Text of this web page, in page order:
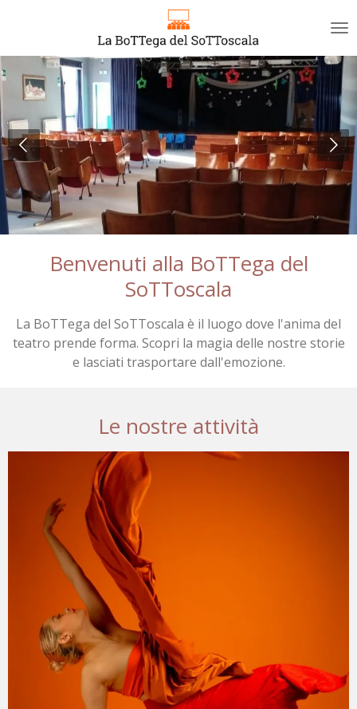
contenuto
principale
Benvenuti alla BoTTega del
SoTToscala
La BoTTega del SoTToscala è il luogo dove l'anima del
teatro prende forma. Scopri la magia delle nostre storie
e lasciati trasportare dall'emozione.
Le nostre attività